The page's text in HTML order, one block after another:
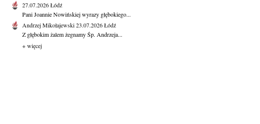
27.07.2026Łódź
Pani Joannie Nowińskiej wyrazy głębokiego...
Andrzej Mikołajewski23.07.2026Łódź
Z głębokim żalem żegnamy Śp. Andrzeja...
+ więcej